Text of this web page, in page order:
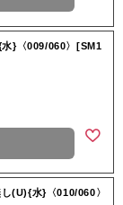
}〈009/060〉[SM1
(U){水}〈010/060〉